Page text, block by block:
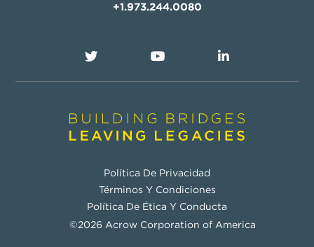
+1.973.244.0080
Política De Privacidad
Términos Y Condiciones
Política De Ética Y Conducta
©2026 Acrow Corporation of America